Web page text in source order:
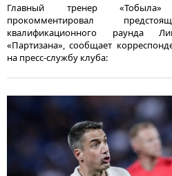
Главный тренер
прокомментировал
квалификационного раунда
«Партизана», сообщает
на пресс-службу клуба: